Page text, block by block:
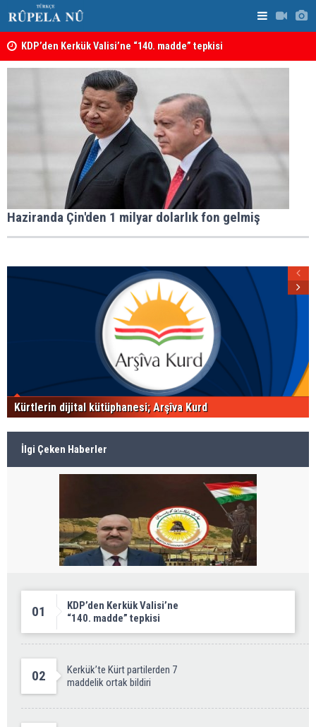
KDP’den Kerkük Valisi’ne “140. madde” tepkisi
Haziranda Çin'den 1 milyar dolarlık fon gelmiş
Kürtlerin dijital kütüphanesi; Arşîva Kurd
İlgi Çeken Haberler
01
KDP’den Kerkük Valisi’ne
“140. madde” tepkisi
02
Kerkük’te Kürt partilerden 7
maddelik ortak bildiri